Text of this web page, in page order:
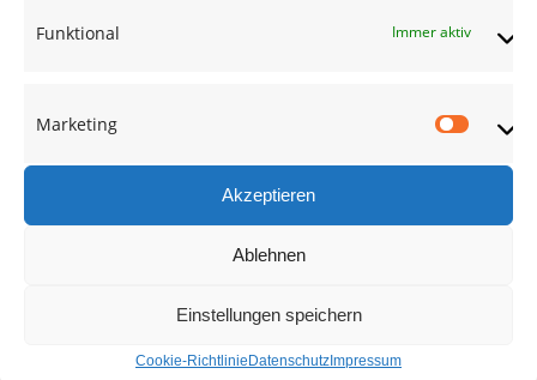
Funktional Immer aktiv
Marketing
Akzeptieren
Ablehnen
Einstellungen speichern
Cookie-Richtlinie Datenschutz Impressum
Geländer aus Edelstahl